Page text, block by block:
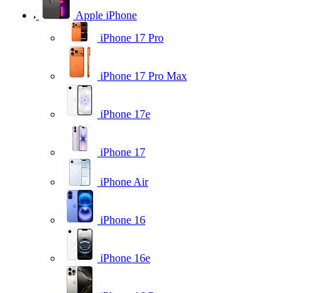
Apple iPhone
iPhone 17 Pro
iPhone 17 Pro Max
iPhone 17e
iPhone 17
iPhone Air
iPhone 16
iPhone 16e